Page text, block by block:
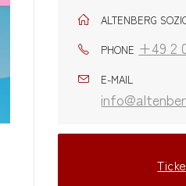
ALTENBERG
PHONE +49 2
E-MAIL